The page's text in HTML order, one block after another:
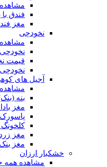
فندق
مغز
نخودچی
قیمت
آجیل های
بنه
مغز
پاسورک
کلخونگ
مغز
مغز
خشکبار ارزان
مشاهده همه